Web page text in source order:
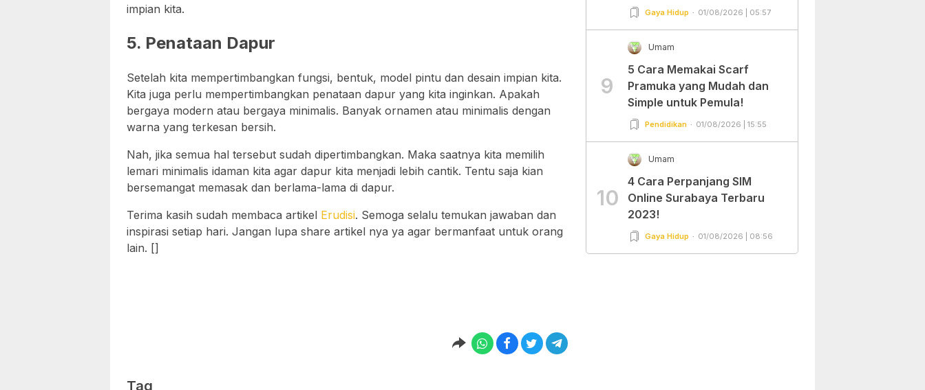
impian kita.
5. Penataan Dapur
Setelah kita mempertimbangkan fungsi, bentuk, model pintu dan desain impian kita.
Kita juga perlu mempertimbangkan penataan dapur yang kita inginkan. Apakah
bergaya modern atau bergaya minimalis. Banyak ornamen atau minimalis dengan
warna yang terkesan bersih.
Nah, jika semua hal tersebut sudah dipertimbangkan. Maka saatnya kita memilih
lemari minimalis idaman kita agar dapur kita menjadi lebih cantik. Tentu saja kian
bersemangat memasak dan berlama-lama di dapur.
Terima kasih sudah membaca artikel Erudisi. Semoga selalu temukan jawaban dan
inspirasi setiap hari. Jangan lupa share artikel nya ya agar bermanfaat untuk orang
lain. []
Tag
Gaya Hidup 01/08/2026 | 05:57
9
Umam
5 Cara Memakai Scarf
Pramuka yang Mudah dan
Simple untuk Pemula!
Pendidikan 01/08/2026 | 15:55
10
Umam
4 Cara Perpanjang SIM
Online Surabaya Terbaru
2023!
Gaya Hidup 01/08/2026 | 08:56